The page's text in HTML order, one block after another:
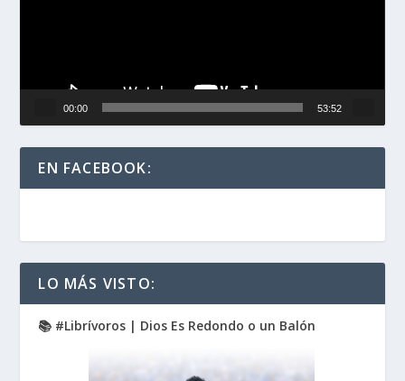
00:00 53:52
EN FACEBOOK:
LO MÁS VISTO:
📚 #Librívoros | Dios Es Redondo o un Balón